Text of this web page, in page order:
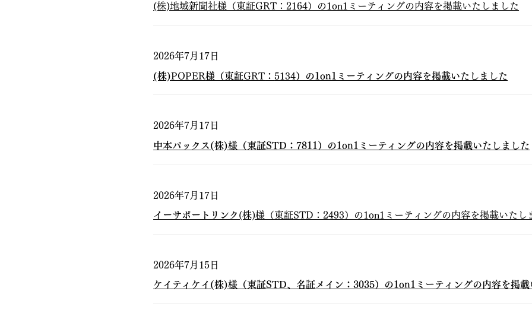
(株)地域新聞社様（東証GRT：2164）の1on1ミーティングの内容を掲載いたしました
2026年7月17日
(株)POPER様（東証GRT ：5134）の1on1ミーティングの内容を掲載いたしました
2026年7月17日
中本パックス(株)様（東証STD：7811）の1on1ミーティングの内容を掲載いたしました
2026年7月17日
イーサポートリンク (株)様（東証STD：2493）の1on1ミーティングの内容を掲載いたし
2026年7月15日
ケイティケイ(株)様（東証STD、名証メイン：3035）の1on1ミーティングの内容を掲載